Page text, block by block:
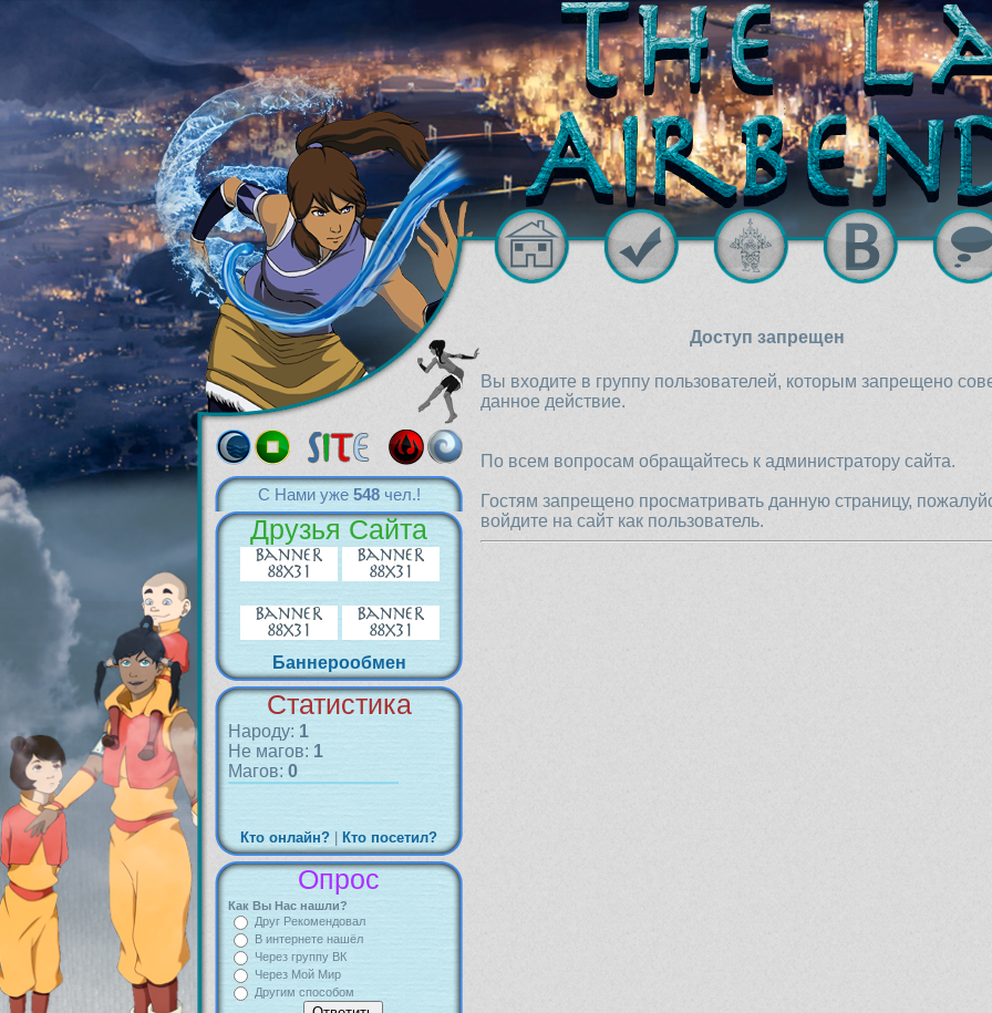
С Нами уже 548чел.!
Друзья Сайта
Баннерообмен
Статистика
Народу: 1
Не магов: 1
Магов: 0
Кто онлайн? Кто посетил?
Опрос
Как Вы Нас нашли?
Друг Рекомендовал
В интернете нашёл
Через группу ВК
Через Мой Мир
Другим способом
Доступ запрещен
Вы входите в группу пользователей, которым запрещено
данное действие.
По всем вопросам обращайтесь к администратору сайта.
Гостям запрещено просматривать данную страницу,
войдите на сайт как пользователь.